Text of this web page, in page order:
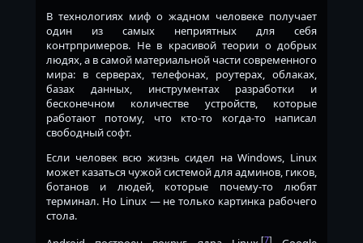
В технологиях миф о жадном человеке получает
один из самых неприятных для себя
контрпримеров. Не в красивой теории о добрых
людях, а в самой материальной части современного
мира: в серверах, телефонах, роутерах, облаках,
базах данных, инструментах разработки и
бесконечном количестве устройств, которые
работают потому, что кто-то когда-то написал
свободный софт.
Если человек всю жизнь сидел на Windows, Linux
может казаться чужой системой для админов, гиков,
ботанов и людей, которые почему-то любят
терминал. Но Linux — не только картинка рабочего
стола.
[7]